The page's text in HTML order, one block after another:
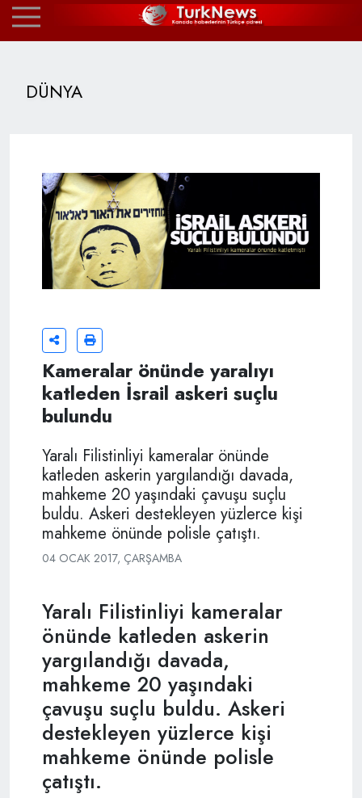
DÜNYA
Kameralar önünde yaralıyı
katleden İsrail askeri suçlu
bulundu
Yaralı Filistinliyi kameralar önünde
katleden askerin yargılandığı davada,
mahkeme 20 yaşındaki çavuşu suçlu
buldu. Askeri destekleyen yüzlerce kişi
mahkeme önünde polisle çatıştı.
04 OCAK 2017, ÇARŞAMBA
Yaralı Filistinliyi kameralar
önünde katleden askerin
yargılandığı davada,
mahkeme 20 yaşındaki
çavuşu suçlu buldu. Askeri
destekleyen yüzlerce kişi
mahkeme önünde polisle
çatıştı.